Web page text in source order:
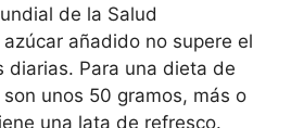
de la Salud
añadido no supere el
diarias. Para una dieta de
unos 50 gramos, más o
una lata de refresco.